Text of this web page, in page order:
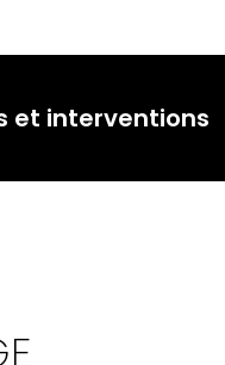
et interventions